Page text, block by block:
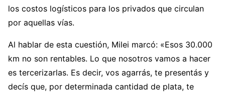
los costos logísticos para los privados que circulan
por aquellas vías.
Al hablar de esta cuestión, Milei marcó: «Esos 30.000
km no son rentables. Lo que nosotros vamos a hacer
es tercerizarlas. Es decir, vos agarrás, te presentás y
decís que, por determinada cantidad de plata, te